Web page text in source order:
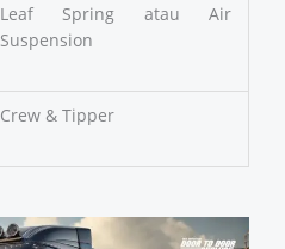
Leaf Spring atau Air
Suspension
Crew & Tipper